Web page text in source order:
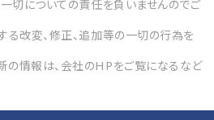
切についての責任を負いませんのでご
る改変、修正、追加等の一切の行為を
の情報は、会社のHPをご覧になるなど